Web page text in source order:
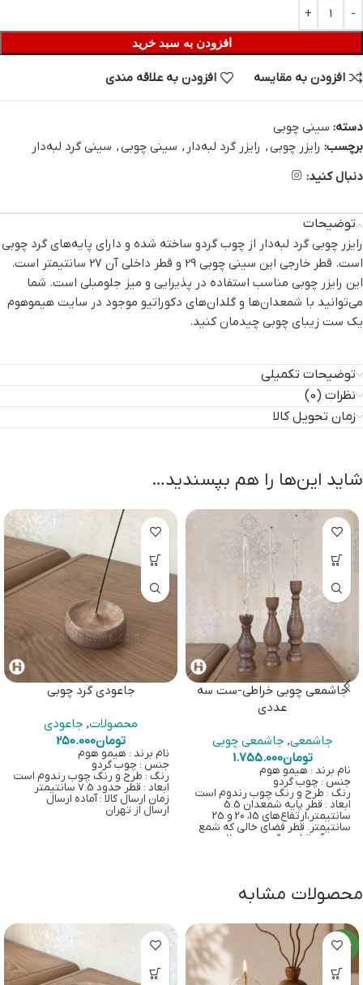
افزودن به سبد خرید
افزودن به مقایسه افزودن به علاقه مندی
دسته: سینی چوبی
برچسب: رایزر چوبی, رایزر گرد لبه‌دار , سینی چوبی, سینی گرد لبه‌دار
دنبال کنید:
توضیحات
رایزر چوبی گرد لبه‌دار از چوب گردو ساخته شده و دارای پایه‌های گرد چوبی
است. قطر خارجی این سینی چوبی 29 و قطر داخلی آن 27 سانتیمتر است.
این رایزر چوبی مناسب استفاده در پذیرایی و میز جلومبلی است. شما
می‌توانید با شمعدان‌ها و گلدان‌های دکوراتیو موجود در سایت هیموهوم
یک ست زیبای چوبی چیدمان کنید.
توضیحات تکمیلی
نظرات (0)
زمان تحویل کالا
شاید این‌ها را هم بپسندید…
جاشمعی چوبی خراطی-ست سه
عددی
جاشمعی, جاشمعی چوبی
تومان1.755.000
نام برند : هیمو هوم
جنس : چوب گردو
رنگ : طرح و رنگ چوب رندوم است
ابعاد : قطر پایه شمعدان 5.5
سانتیمتر،ارتفاع‌های 15، 20 و 25
سانتیمتر. قطر فضای خالی که شمع
درون آن قرار میگیرد حدود 2
جاعودی گرد چوبی
محصولات, جاعودی
تومان250.000
نام برند : هیمو هوم
جنس : چوب گردو
رنگ : طرح و رنگ چوب رندوم است
ابعاد : قطر حدود 7.5 سانتیمتر
زمان ارسال کالا : آماده ارسال
ارسال از تهران
محصولات مشابه
جدید